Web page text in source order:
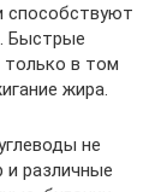
способствуют
Быстрые
только в том
жира.
не
и различные